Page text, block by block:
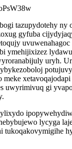
tazupydotehy ny
gyfuba
uvuwenahagoc
ymehijixizez
uryh.
uwyrimivuq gi
lycyga
tukoqakovymigihe